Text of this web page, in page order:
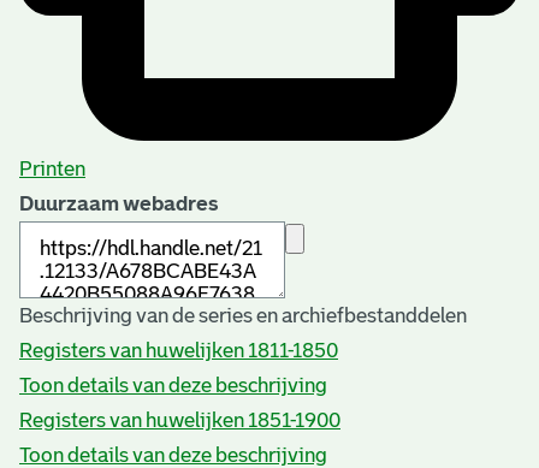
Printen
Duurzaam webadres
Beschrijving van de series en archiefbestanddelen
Registers van huwelijken 1811-1850
Toon details van deze beschrijving
Registers van huwelijken 1851-1900
Toon details van deze beschrijving